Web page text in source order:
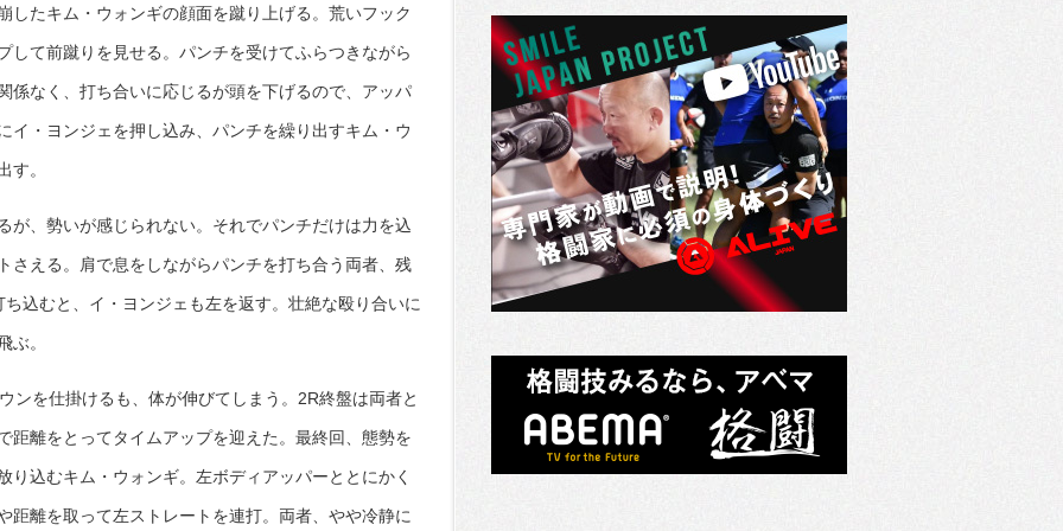
したキム・ウォンギの顔面を蹴り上げる。荒いフック
して前蹴りを見せる。パンチを受けてふらつきながら
係なく、打ち合いに応じるが頭を下げるので、アッパ
イ・ヨンジェを押し込み、パンチを繰り出すキム・ウ
す。
が、勢いが感じられない。それでパンチだけは力を込
さえる。肩で息をしながらパンチを打ち合う両者、残
込むと、イ・ヨンジェも左を返す。壮絶な殴り合いに
ぶ。
ンを仕掛けるも、体が伸びてしまう。2R終盤は両者と
距離をとってタイムアップを迎えた。最終回、態勢を
り込むキム・ウォンギ。左ボディアッパーととにかく
距離を取って左ストレートを連打。両者、やや冷静に